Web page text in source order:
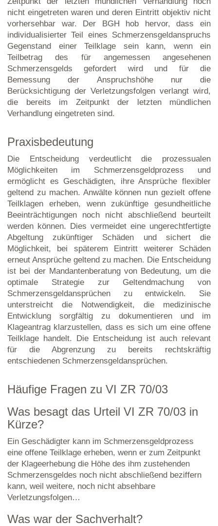
nicht eingetreten waren und deren Eintritt objektiv nicht
vorhersehbar war. Der BGH hob hervor, dass ein
individualisierter Teil eines Schmerzensgeldanspruchs
Gegenstand einer Teilklage sein kann, wenn ein
Teilbetrag des für angemessen angesehenen
Schmerzensgelds gefordert wird und für die
Bemessung der Anspruchshöhe nur die
Berücksichtigung der Verletzungsfolgen verlangt wird,
die bereits im Zeitpunkt der letzten mündlichen
Verhandlung eingetreten sind.
Praxisbedeutung
Die Entscheidung verdeutlicht die prozessualen
Möglichkeiten im Schmerzensgeldprozess und
ermöglicht es Geschädigten, ihre Ansprüche flexibler
geltend zu machen. Anwälte können nun gezielt offene
Teilklagen erheben, wenn zukünftige gesundheitliche
Beeinträchtigungen noch nicht abschließend beurteilt
werden können. Dies vermeidet eine ungerechtfertigte
Abgeltung zukünftiger Schäden und sichert die
Möglichkeit, bei späterem Eintritt weiterer Schäden
erneut Ansprüche geltend zu machen. Die Entscheidung
ist bei der Mandantenberatung von Bedeutung, um die
optimale Strategie zur Geltendmachung von
Schmerzensgeldansprüchen zu entwickeln. Sie
unterstreicht die Notwendigkeit, die medizinische
Entwicklung sorgfältig zu dokumentieren und im
Klageantrag klarzustellen, dass es sich um eine offene
Teilklage handelt. Die Entscheidung ist auch relevant
für die Abgrenzung zu bereits rechtskräftig
entschiedenen Schmerzensgeldansprüchen.
Häufige Fragen zu VI ZR 70/03
Was besagt das Urteil VI ZR 70/03 in
Kürze?
Ein Geschädigter kann im Schmerzensgeldprozess
eine offene Teilklage erheben, wenn er zum Zeitpunkt
der Klageerhebung die Höhe des ihm zustehenden
Schmerzensgeldes noch nicht abschließend beziffern
kann, weil weitere, noch nicht absehbare
Verletzungsfolgen…
Was war der Sachverhalt?